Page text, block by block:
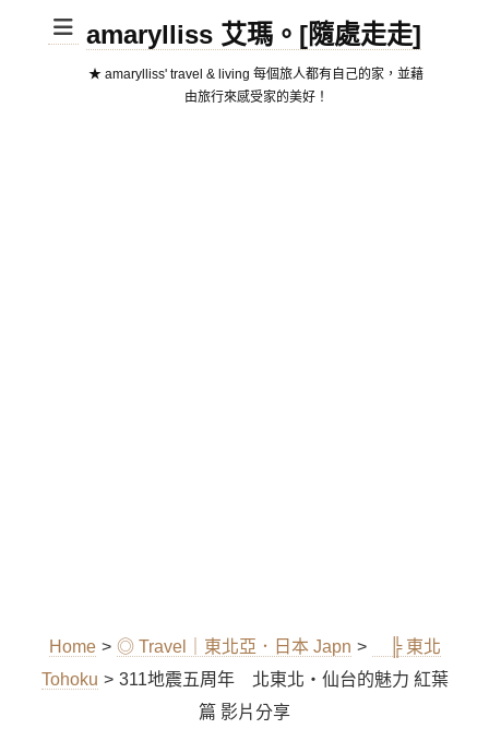
amarylliss 艾瑪。[隨處走走]
★ amarylliss' travel & living 每個旅人都有自己的家，並藉
由旅行來感受家的美好！
Home > ◎ Travel｜東北亞．日本 Japn >
╠ 東北
Tohoku > 311地震五周年 北東北・仙台的魅力 紅葉
篇 影片分享